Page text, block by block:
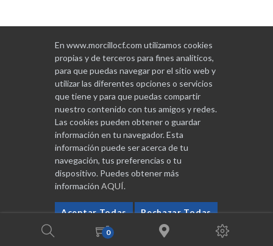
0
MORCILLO COMERCIAL FERRETERA
MAS INFORMACIÓN
CONTACTO
Copyrights 2026
Diseñado y programado por
En www.morcillocf.com utilizamos cookies
propias y de terceros para fines analíticos,
para que puedas navegar por el sitio web y
utilizar las diferentes opciones o servicios
que tiene y para que puedas compartir
nuestro contenido con tus amigos y redes.
Las cookies pueden obtener o guardar
información en tu navegador. Esta
información puede ser acerca de tu
navegación, tus preferencias o tu
dispositivo. Puedes obtener más
información AQUÍ.
Aceptar Todas
Rechazar Todas
Configurar